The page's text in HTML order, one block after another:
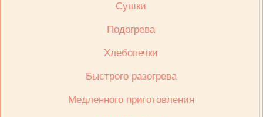
Сушки
Подогрева
Хлебопечки
Быстрого разогрева
Медленного приготовления